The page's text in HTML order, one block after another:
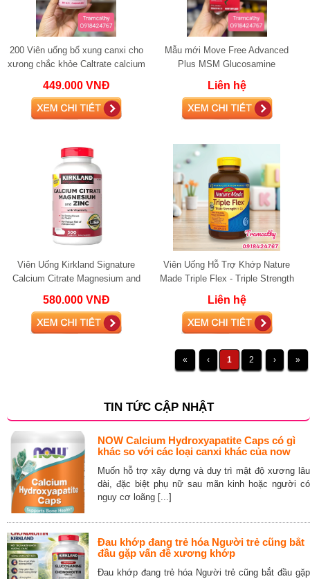
200 Viên uống bổ xung canxi cho
xưong chắc khỏe Caltrate calcium
449.000 VNĐ
Mẫu mới Move Free Advanced
Plus MSM Glucosamine
Chondroitin 120 viên
Liên hệ
Viên Uống Kirkland Signature
Calcium Citrate Magnesium and
580.000 VNĐ
Viên Uống Hỗ Trợ Khớp Nature
Made Triple Flex - Triple Strength
+ D3 glucosamine
Liên hệ
« ‹ 1 2 › »
TIN TỨC CẬP NHẬT
NOW Calcium Hydroxyapatite Caps có gì
khác so với các loại canxi khác của now
Muốn hỗ trợ xây dựng và duy trì mật độ xương lâu
dài, đặc biệt phụ nữ sau mãn kinh hoặc người có
nguy cơ loãng [...]
Đau khớp đang trẻ hóa Người trẻ cũng bắt
đầu gặp vấn đề xương khớp
Đau khớp đang trẻ hóa Người trẻ cũng bắt đầu gặp